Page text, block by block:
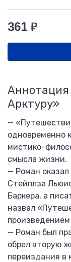
361 ₽
Аннотация
Арктуру»
—
одновременно
мистико-
смысла жизни.
— Роман
Стейплза
Баркера, а
назвал
— Роман был
обрел вторую
переиздания в